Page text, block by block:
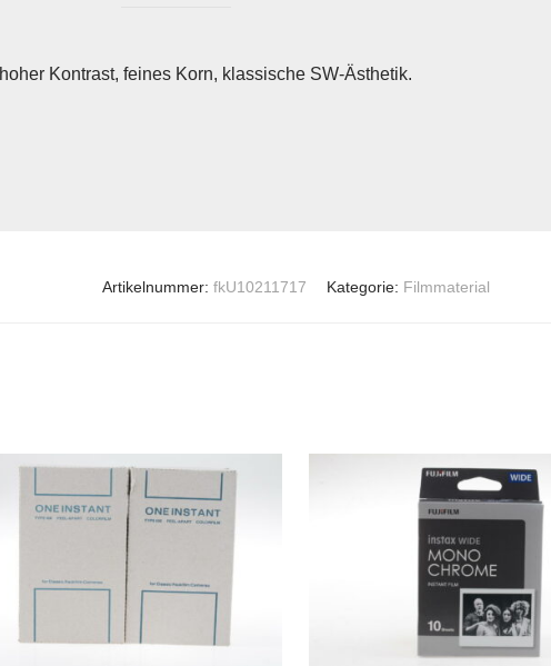
hoher Kontrast, feines Korn, klassische SW-Ästhetik.
Artikelnummer: fkU10211717 Kategorie: Filmmaterial